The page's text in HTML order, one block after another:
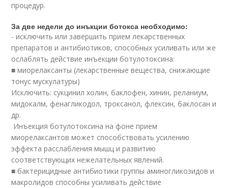
процедур.
За две недели до инъкции ботокса необходимо:
- исключить или завершить прием лекарственных
препаратов и антибиотиков, способных усиливать или же
ослаблять действие инъекции ботулотоксина:
■ миорелаксанты (лекарственные вещества, снижающие
тонус мускулатуры)
Исключить: сукцинил холин, баклофен, хинин, реланиум,
мидокалм, фенагликодол, троксанол, флексин, баклосан и
др.
Инъекция ботулотоксина на фоне прием
миорелаксантов может способствовать усилению
эффекта расслабления мышц и развитию
соответствующих нежелательных явлений.
■ бактерицидные антибиотики группы аминогликозидов и
макролидов способны усиливать действие